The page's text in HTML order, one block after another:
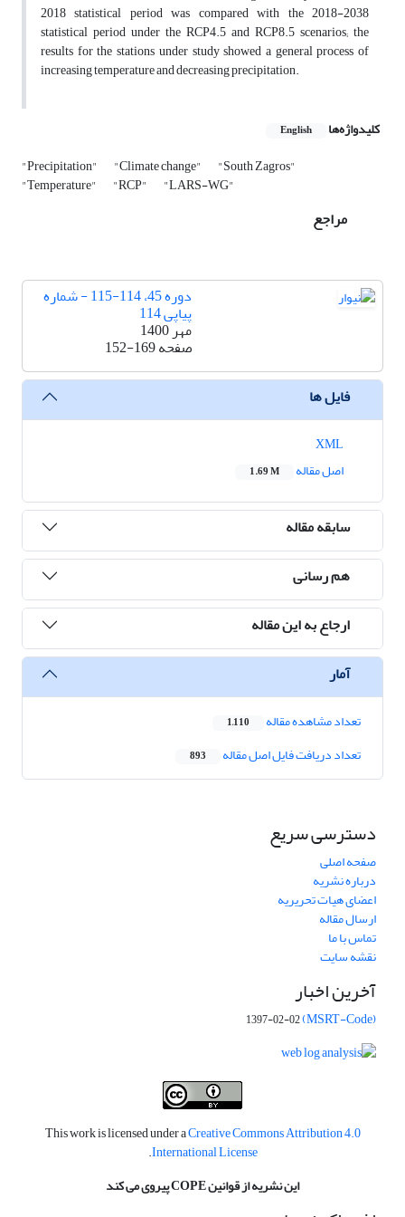
2018 statistical period was compared with the 2018-2038
statistical period under the RCP4.5 and RCP8.5 scenarios; the
results for the stations under study showed a general process of
increasing temperature and decreasing precipitation.
کلیدواژه‌ها English
"Precipitation" "Climate change" "South Zagros"
"Temperature" "RCP" "LARS-WG"
مراجع
دوره 45، 114-115 - شماره
پیاپی 114
مهر 1400
صفحه152-169
فایل ها
اصل مقاله
1.69 M
سابقه مقاله
هم رسانی
ارجاع به این مقاله
آمار
تعداد مشاهده مقاله 1,110
تعداد دریافت فایل اصل مقاله 893
دسترسی سریع
صفحه اصلی
درباره نشریه
اعضای هیات تحریریه
ارسال مقاله
تماس با ما
نقشه سایت
آخرین اخبار
(MSRT-Code)
1397-02-02
This work is licensed under aCreative Commons Attribution 4.0
International License
.
این نشریه از قوانین COPE پیروی می کند